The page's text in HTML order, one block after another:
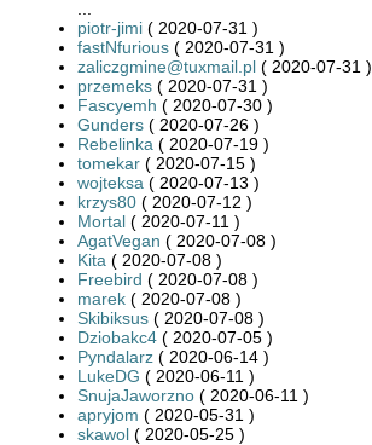
piotr-jimi ( 2020-07-31 )
fastNfurious ( 2020-07-31 )
zaliczgmine@tuxmail.pl ( 2020-07-31 )
przemeks ( 2020-07-31 )
Fascyemh ( 2020-07-30 )
Gunders ( 2020-07-26 )
Rebelinka ( 2020-07-19 )
tomekar ( 2020-07-15 )
wojteksa ( 2020-07-13 )
krzys80 ( 2020-07-12 )
Mortal ( 2020-07-11 )
AgatVegan ( 2020-07-08 )
Kita ( 2020-07-08 )
Freebird ( 2020-07-08 )
marek ( 2020-07-08 )
Skibiksus ( 2020-07-08 )
Dziobakc4 ( 2020-07-05 )
Pyndalarz ( 2020-06-14 )
LukeDG ( 2020-06-11 )
SnujaJaworzno ( 2020-06-11 )
apryjom ( 2020-05-31 )
skawol ( 2020-05-25 )